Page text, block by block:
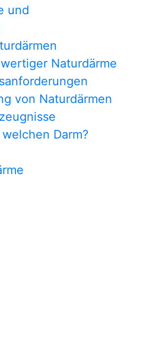
und
Naturdärme
von Naturdärmen
Darm?